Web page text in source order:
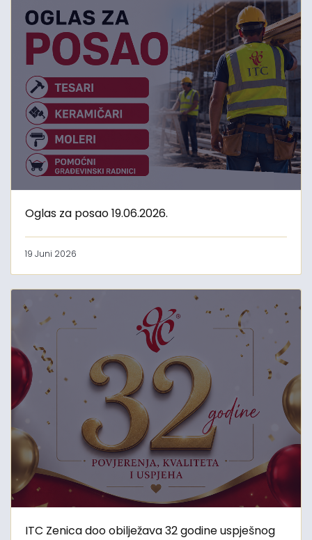
Oglas za posao 19.06.2026.
19 Juni 2026
ITC Zenica doo obilježava 32 godine uspješnog